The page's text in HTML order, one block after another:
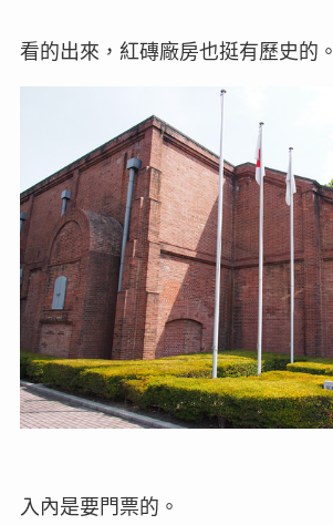
看的出來，紅磚廠房也挺有歷史的。
入內是要門票的。